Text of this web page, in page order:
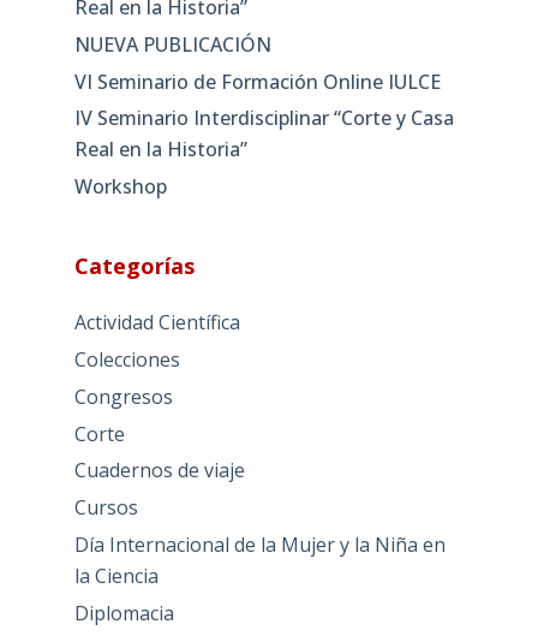
Real en la Historia”
NUEVA PUBLICACIÓN
VI Seminario de Formación Online IULCE
IV Seminario Interdisciplinar “Corte y Casa
Real en la Historia”
Workshop
Categorías
Actividad Científica
Colecciones
Congresos
Corte
Cuadernos de viaje
Cursos
Día Internacional de la Mujer y la Niña en
la Ciencia
Diplomacia